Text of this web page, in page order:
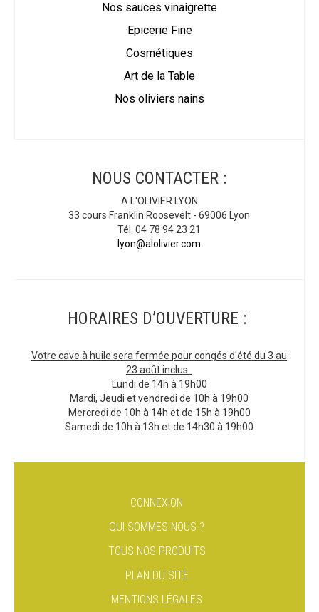
Nos sauces vinaigrette
Epicerie Fine
Cosmétiques
Art de la Table
Nos oliviers nains
NOUS CONTACTER :
A L'OLIVIER LYON
33 cours Franklin Roosevelt - 69006 Lyon
Tél. 04 78 94 23 21
lyon@alolivier.com
HORAIRES D’OUVERTURE :
Votre cave à huile sera fermée pour congés d'été du 3 au
23 août inclus.
Lundi de 14h à 19h00
Mardi, Jeudi et vendredi de 10h à 19h00
Mercredi de 10h à 14h et de 15h à 19h00
Samedi de 10h à 13h et de 14h30 à 19h00
CONNEXION
QUI SOMMES NOUS ?
TOUS NOS PRODUITS
PLAN DU SITE
MENTIONS LÉGALES